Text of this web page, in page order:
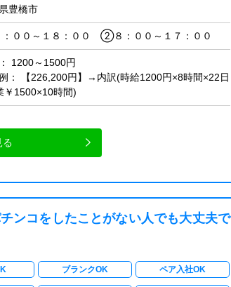
豊橋市
００～１８：００ ②８：００～１７：００
1200～1500円
： 【226,200円】→内訳(時給1200円×8時間×22日
￥1500×10時間)
る
ンコをしたことがない人でも大丈夫で
ブランクOK ペア入社OK